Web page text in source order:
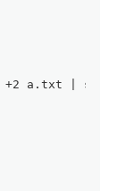
+2 a.txt |